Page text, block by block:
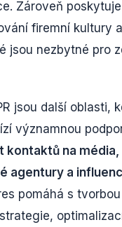
Zároveň
firemní kultury
jsou nezbytné pro
jsou další oblasti,
významnou
kontaktů na média,
agentury a
pomáhá s tvorbou